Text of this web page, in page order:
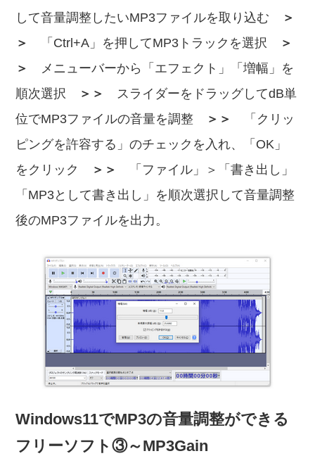
して音量調整したいMP3ファイルを取り込む
＞
＞
「Ctrl+A」を押してMP3トラックを選択
＞
＞
メニューバーから「エフェクト」「増幅」を
順次選択
＞＞
スライダーをドラッグしてdB単
位でMP3ファイルの音量を調整
＞＞
「クリッ
ピングを許容する」のチェックを入れ、「OK」
をクリック
＞＞
「ファイル」＞「書き出し」
「MP3として書き出し」を順次選択して音量調整
後のMP3ファイルを出力。
Windows11でMP3の音量調整ができる
フリーソフト③～MP3Gain